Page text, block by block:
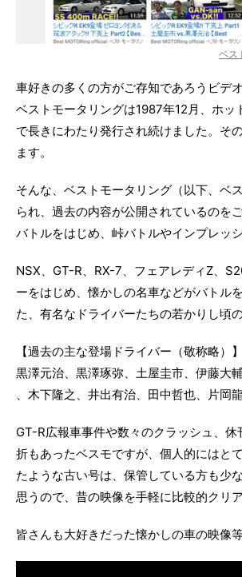
ベス
車好きの多くの方がご存知であろうビデ
ベストモータリングは1987年12月、ホッ
で長きにわたり発行され続けました。そ
ます。
そんな、ベストモータリング（以下、ベ
られ、過去の内容が公開されているのを
バトルをはじめ、峠バトルやインプレッ
NSX、GT-R、RX-7、フェアレディZ、
ーをはじめ、懐かしの名車などがバトル
た、有名なドライバーたちの若かりし頃
【過去の主な登場ドライバー（敬称略）】
黒澤元治、黒澤琢弥、土屋圭市、伊藤大
、木下隆之、井出有治、田中哲也、片岡
GT-R広報車事件や数々のクラッシュ、
折もあったベスモですが、個人的にはと
たような古い号は、保管している方も少
思うので、昔の映像を手軽に比較的クリ
皆さんも大好きだった懐かしの車の映像